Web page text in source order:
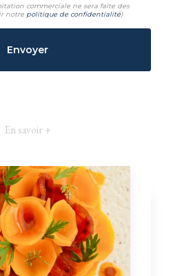
commerciale ne sera faite des
notre politique de confidentialité)
En savoir +